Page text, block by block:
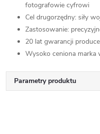
fotografowie cyfrowi
Cel drugorzędny: siły
Zastosowanie:
20 lat gwarancji
Wysoko ceniona
Parametry produktu